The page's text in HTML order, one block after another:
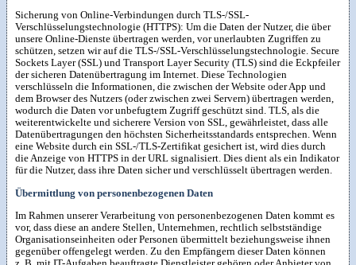
Sicherung von Online-Verbindungen durch TLS-/SSL-
Verschlüsselungstechnologie (HTTPS): Um die Daten der Nutzer, die über
unsere Online-Dienste übertragen werden, vor unerlaubten Zugriffen zu
schützen, setzen wir auf die TLS-/SSL-Verschlüsselungstechnologie. Secure
Sockets Layer (SSL) und Transport Layer Security (TLS) sind die Eckpfeiler
der sicheren Datenübertragung im Internet. Diese Technologien
verschlüsseln die Informationen, die zwischen der Website oder App und
dem Browser des Nutzers (oder zwischen zwei Servern) übertragen werden,
wodurch die Daten vor unbefugtem Zugriff geschützt sind. TLS, als die
weiterentwickelte und sicherere Version von SSL, gewährleistet, dass alle
Datenübertragungen den höchsten Sicherheitsstandards entsprechen. Wenn
eine Website durch ein SSL-/TLS-Zertifikat gesichert ist, wird dies durch
die Anzeige von HTTPS in der URL signalisiert. Dies dient als ein Indikator
für die Nutzer, dass ihre Daten sicher und verschlüsselt übertragen werden.
Übermittlung von personenbezogenen Daten
Im Rahmen unserer Verarbeitung von personenbezogenen Daten kommt es
vor, dass diese an andere Stellen, Unternehmen, rechtlich selbstständige
Organisationseinheiten oder Personen übermittelt beziehungsweise ihnen
gegenüber offengelegt werden. Zu den Empfängern dieser Daten können